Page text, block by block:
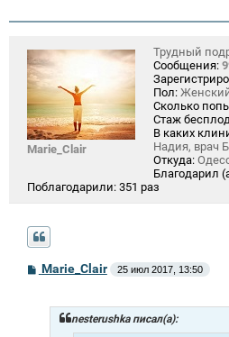
Marie_Clair
Трудный
Сообщения:
Пол:
Сколько
Стаж
В каких
Надия, врач
Откуда:
Благодарил
Поблагодарили: 351 раз
СMarie_Clair 25 июл 2017, 13:50
nesterushka писал(а):